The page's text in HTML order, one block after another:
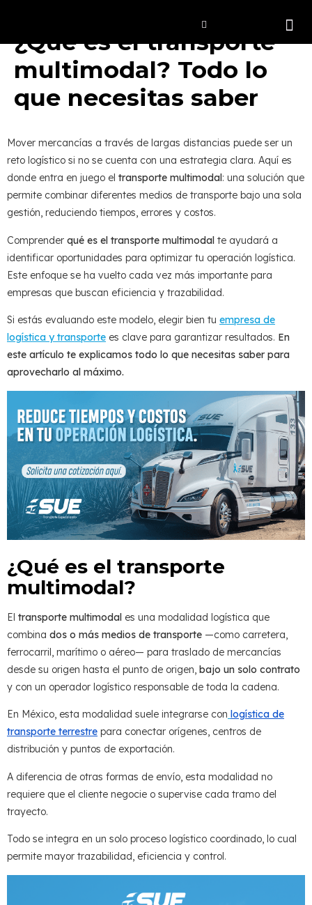
¿Qué es el transporte
multimodal? Todo lo
que necesitas saber
Mover mercancías a través de largas distancias puede ser un
reto logístico si no se cuenta con una estrategia clara. Aquí es
donde entra en juego el transporte multimodal: una solución que
permite combinar diferentes medios de transporte bajo una sola
gestión, reduciendo tiempos, errores y costos.
Comprender qué es el transporte multimodal te ayudará a
identificar oportunidades para optimizar tu operación logística.
Este enfoque se ha vuelto cada vez más importante para
empresas que buscan eficiencia y trazabilidad.
Si estás evaluando este modelo, elegir bien tu empresa de
logística y transporte es clave para garantizar resultados. En
este artículo te explicamos todo lo que necesitas saber para
aprovecharlo al máximo.
¿Qué es el transporte
multimodal?
El transporte multimodal es una modalidad logística que
combina dos o más medios de transporte —como carretera,
ferrocarril, marítimo o aéreo— para traslado de mercancías
desde su origen hasta el punto de origen, bajo un solo contrato
y con un operador logístico responsable de toda la cadena.
En México, esta modalidad suele integrarse con logística de
transporte terrestre para conectar orígenes, centros de
distribución y puntos de exportación.
A diferencia de otras formas de envío, esta modalidad no
requiere que el cliente negocie o supervise cada tramo del
trayecto.
Todo se integra en un solo proceso logístico coordinado, lo cual
permite mayor trazabilidad, eficiencia y control.